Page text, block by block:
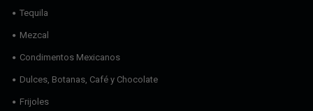
Tequila
Mezcal
Condimentos Mexicanos
Dulces, Botanas, Café y Chocolate
Frijoles